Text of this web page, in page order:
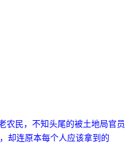
农民，不知头尾的被土地局官员
却连原本每个人应该拿到的